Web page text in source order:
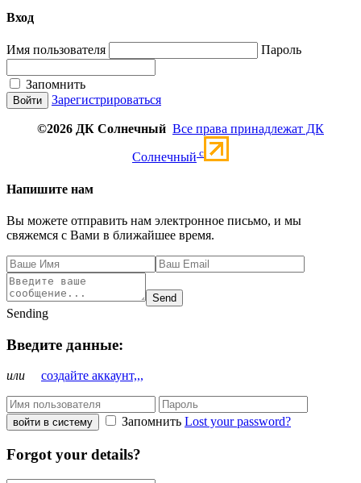
Вход
Имя пользователя Пароль
Запомнить
Зарегистрироваться
©2026 ДК Солнечный Все права принадлежат ДК
Солнечный c
Напишите нам
Вы можете отправить нам электронное письмо, и мы
свяжемся с Вами в ближайшее время.
Send
Sending
Введите данные:
или создайте аккаунт,,,
войти в систему Запомнить Lost your password?
Forgot your details?